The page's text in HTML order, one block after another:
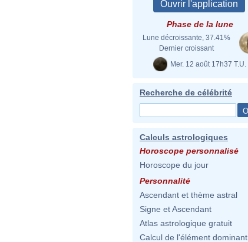
Phase de la lune
Lune décroissante, 37.41%
Dernier croissant
Mer. 12 août 17h37 T.U.
Recherche de célébrité
Calculs astrologiques
Horoscope personnalisé
Horoscope du jour
Personnalité
Ascendant et thème astral
Signe et Ascendant
Atlas astrologique gratuit
Calcul de l'élément dominant